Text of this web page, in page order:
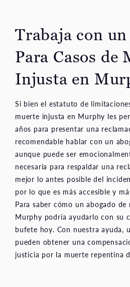
Trabaja con
Para Casos de
Injusta en
Si bien el estatuto de
muerte injusta en Murphy les
años para presentar una
recomendable hablar con un
aunque puede ser
necesaria para respaldar una
mejor lo antes posible del
por lo que es más accesible y
Para saber cómo un abogado
Murphy podría ayudarlo con su
bufete hoy. Con nuestra ayuda,
pueden obtener una
justicia por la muerte repentina